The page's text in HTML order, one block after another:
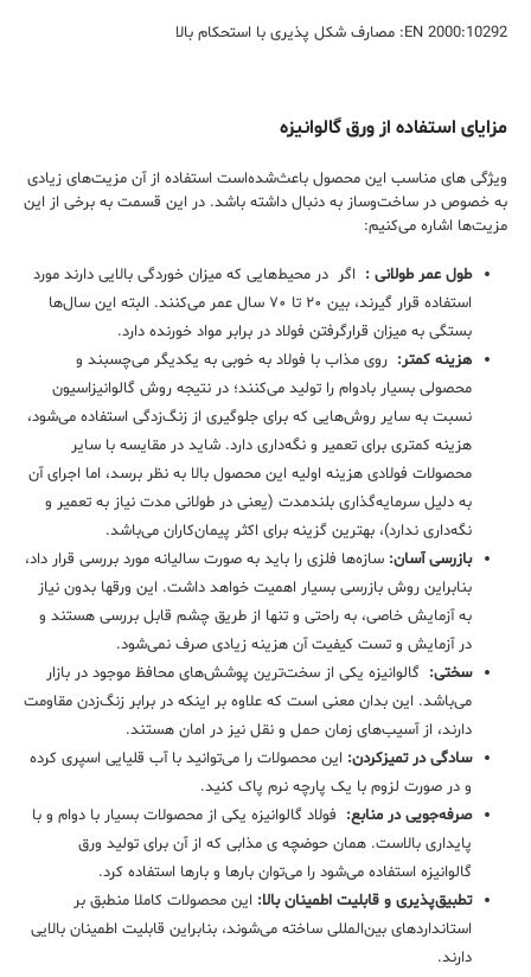
EN 2000:10292: مصارف شکل پذیری با استحکام بالا
مزایای استفاده از ورق گالوانیزه
ویژگی های مناسب این محصول باعث‌شده‌است استفاده از آن مزیت‌های زیادی
به خصوص در ساخت‌وساز به دنبال داشته باشد. در این قسمت به برخی از این
مزیت‌ها اشاره می‌کنیم:
طول عمر طولانی : اگر در محیط‌هایی که میزان خوردگی بالایی دارند مورد
استفاده قرار گیرند، بین ۲۰ تا ۷۰ سال عمر می‌کنند. البته این سال‌ها
بستگی به میزان قرارگرفتن فولاد در برابر مواد خورنده دارد.
هزینه کمتر: روی مذاب با فولاد به خوبی به یکدیگر می‌چسبند و
محصولی بسیار بادوام را تولید می‌کنند؛ در نتیجه روش گالوانیزاسیون
نسبت به سایر روش‌هایی که برای جلوگیری از زنگ‌زدگی استفاده می‌شود،
هزینه کمتری برای تعمیر و نگه‌داری دارد. شاید در مقایسه با سایر
محصولات فولادی هزینه اولیه این محصول بالا به نظر برسد، اما اجرای آن
به دلیل سرمایه‌گذاری بلندمدت (یعنی در طولانی مدت نیاز به تعمیر و
نگه‌داری ندارد)، بهترین گزینه برای اکثر پیمان‌کاران می‌باشد.
بازرسی آسان: سازه‌ها فلزی را باید به صورت سالیانه مورد بررسی قرار داد،
بنابراین روش بازرسی بسیار اهمیت خواهد داشت. این ورقها بدون نیاز
به آزمایش خاصی، به راحتی و تنها از طریق چشم قابل بررسی هستند و
در آزمایش و تست کیفیت آن هزینه زیادی صرف نمی‌شود.
سختی: گالوانیزه یکی از سخت‌ترین پوشش‌های محافظ موجود در بازار
می‌باشد. این بدان معنی است که علاوه بر اینکه در برابر زنگ‌زدن مقاومت
دارند، از آسیب‌های زمان حمل و نقل نیز در امان هستند.
سادگی در تمیزکردن: این محصولات را می‌توانید با آب قلیایی اسپری کرده
و در صورت لزوم با یک پارچه نرم پاک کنید.
صرفه‌جویی در منابع: فولاد گالوانیزه یکی از محصولات بسیار با دوام و با
پایداری بالاست. همان حوضچه ی مذابی که از آن برای تولید ورق
گالوانیزه استفاده می‌شود را می‌توان بارها و بارها استفاده کرد.
تطبیق‌پذیری و قابلیت اطمینان بالا: این محصولات کاملا منطبق بر
استانداردهای بین‌المللی ساخته می‌شوند، بنابراین قابلیت اطمینان بالایی
دارند.